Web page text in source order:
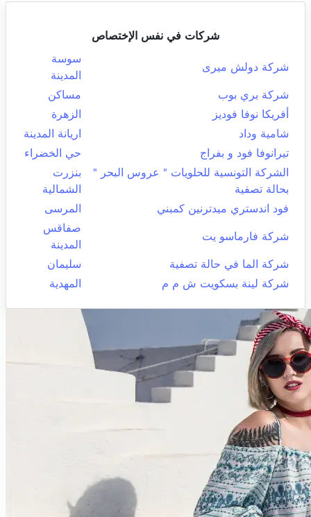
شركات في نفس الإختصاص
شركة دولش ميرى
سوسة
المدينة
شركة بري بوب
مساكن
أفريكا نوفا فوديز
الزهرة
شامية وداد
اريانة المدينة
تيرانوفا فود و بفراج
حي الخضراء
الشركة التونسية للحلويات " عروس البحر "
بحالة تصفية
بنزرت
الشمالية
فود اندستري ميدترنين كمبني
المرسى
شركة فارماسو يت
صفاقس
المدينة
شركة الما في حالة تصفية
سليمان
شركة لينة بسكويت ش م م
المهدية